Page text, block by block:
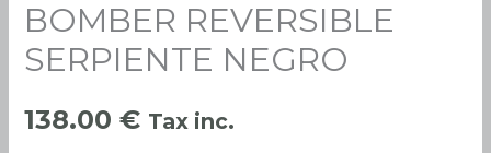
BOMBER REVERSIBLE
SERPIENTE NEGRO
138.00 € Tax inc.
REVERSIBLE
NEGRO